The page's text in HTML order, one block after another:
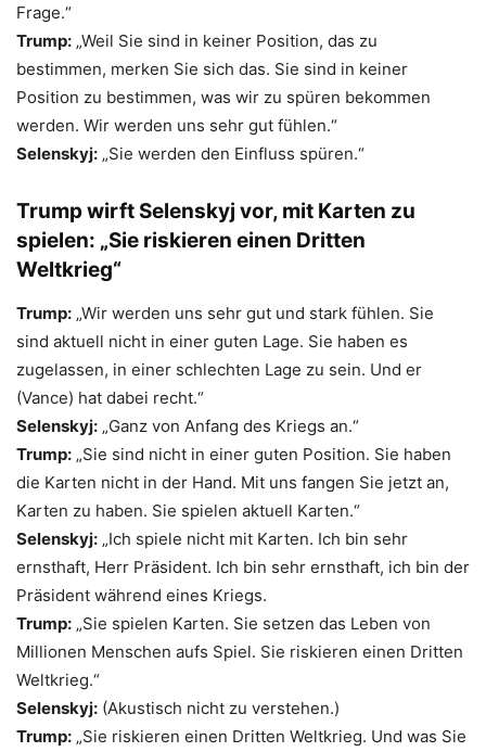
Frage.“
Trump: „Weil Sie sind in keiner Position, das zu
bestimmen, merken Sie sich das. Sie sind in keiner
Position zu bestimmen, was wir zu spüren bekommen
werden. Wir werden uns sehr gut fühlen.“
Selenskyj: „Sie werden den Einfluss spüren.“
Trump wirft Selenskyj vor, mit Karten zu
spielen: „Sie riskieren einen Dritten
Weltkrieg“
Trump: „Wir werden uns sehr gut und stark fühlen. Sie
sind aktuell nicht in einer guten Lage. Sie haben es
zugelassen, in einer schlechten Lage zu sein. Und er
(Vance) hat dabei recht.“
Selenskyj: „Ganz von Anfang des Kriegs an.“
Trump: „Sie sind nicht in einer guten Position. Sie haben
die Karten nicht in der Hand. Mit uns fangen Sie jetzt an,
Karten zu haben. Sie spielen aktuell Karten.“
Selenskyj: „Ich spiele nicht mit Karten. Ich bin sehr
ernsthaft, Herr Präsident. Ich bin sehr ernsthaft, ich bin der
Präsident während eines Kriegs.
Trump: „Sie spielen Karten. Sie setzen das Leben von
Millionen Menschen aufs Spiel. Sie riskieren einen Dritten
Weltkrieg.“
Selenskyj: (Akustisch nicht zu verstehen.)
Trump: „Sie riskieren einen Dritten Weltkrieg. Und was Sie